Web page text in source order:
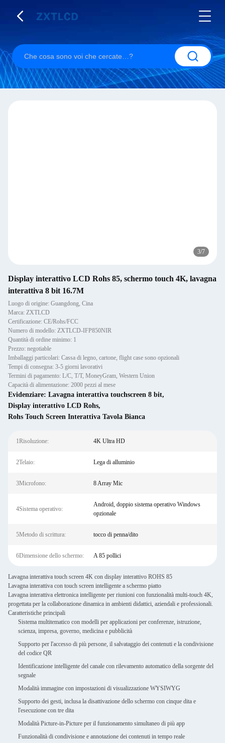
3/7
Display interattivo LCD Rohs 85, schermo touch 4K, lavagna
interattiva 8 bit 16.7M
Luogo di origine: Guangdong, Cina
Marca: ZXTLCD
Certificazione: CE/Rohs/FCC
Numero di modello: ZXTLCD-IFP850NIR
Quantità di ordine minimo: 1
Prezzo: negotiable
Imballaggi particolari: Cassa di legno, cartone, flight case sono opzionali
Tempi di consegna: 3-5 giorni lavorativi
Termini di pagamento: L/C, T/T, MoneyGram, Western Union
Capacità di alimentazione: 2000 pezzi al mese
Evidenziare: Lavagna interattiva touchscreen 8 bit,
Display interattivo LCD Rohs,
Rohs Touch Screen Interattiva Tavola Bianca
1Risoluzione: 4K Ultra HD
2Telaio: Lega di alluminio
3Microfono: 8 Array Mic
4Sistema operativo:
Android, doppio sistema operativo Windows
opzionale
5Metodo di scrittura: tocco di penna/dito
6Dimensione dello schermo: A 85 pollici
Lavagna interattiva touch screen 4K con display interattivo ROHS 85
Lavagna interattiva con touch screen intelligente a schermo piatto
Lavagna interattiva elettronica intelligente per riunioni con funzionalità multi-touch 4K,
progettata per la collaborazione dinamica in ambienti didattici, aziendali e professionali.
Caratteristiche principali
Sistema multitematico con modelli per applicazioni per conferenze, istruzione,
scienza, impresa, governo, medicina e pubblicità
Supporto per l'accesso di più persone, il salvataggio dei contenuti e la condivisione
del codice QR
Identificazione intelligente del canale con rilevamento automatico della sorgente del
segnale
Modalità immagine con impostazioni di visualizzazione WYSIWYG
Supporto dei gesti, inclusa la disattivazione dello schermo con cinque dita e
l'esecuzione con tre dita
Modalità Picture-in-Picture per il funzionamento simultaneo di più app
Funzionalità di condivisione e annotazione dei contenuti in tempo reale